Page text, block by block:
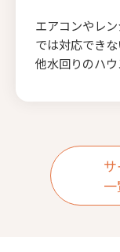
エアコンやレ
では対応でき
他水回りのハ